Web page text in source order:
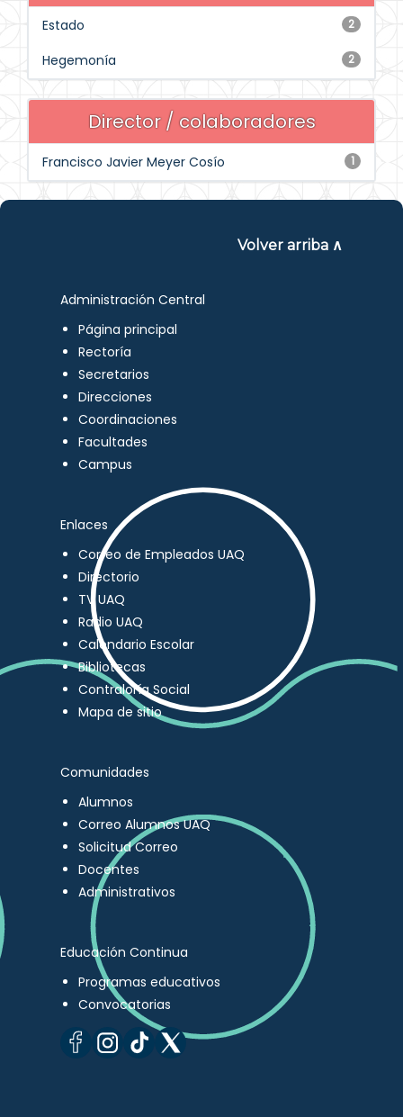
2
Estado
2
Hegemonía
Director / colaboradores
1
Francisco Javier Meyer Cosío
Volver arriba ∧
Administración Central
Página principal
Rectoría
Secretarios
Direcciones
Coordinaciones
Facultades
Campus
Enlaces
Correo de Empleados UAQ
Directorio
TV UAQ
Radio UAQ
Calendario Escolar
Bibliotecas
Contraloría Social
Mapa de sitio
Comunidades
Alumnos
Correo Alumnos UAQ
Solicitud Correo
Docentes
Administrativos
Educación Continua
Programas educativos
Convocatorias